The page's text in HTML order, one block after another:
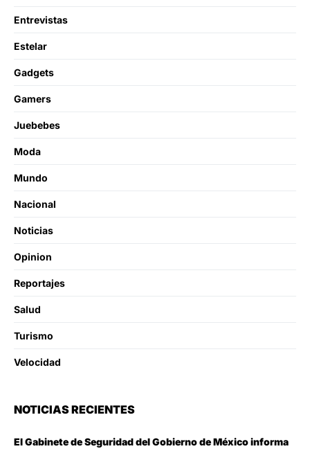
Entrevistas
Estelar
Gadgets
Gamers
Juebebes
Moda
Mundo
Nacional
Noticias
Opinion
Reportajes
Salud
Turismo
Velocidad
NOTICIAS RECIENTES
El Gabinete de Seguridad del Gobierno de México informa